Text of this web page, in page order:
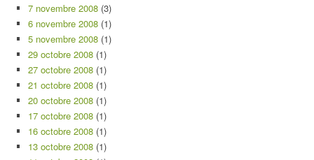
7 novembre 2008 (3)
6 novembre 2008 (1)
5 novembre 2008 (1)
29 octobre 2008 (1)
27 octobre 2008 (1)
21 octobre 2008 (1)
20 octobre 2008 (1)
17 octobre 2008 (1)
16 octobre 2008 (1)
13 octobre 2008 (1)